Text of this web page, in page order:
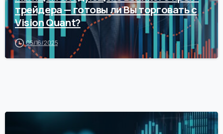
трейдера — готовы ли Вы торговать с
Vision Quant?
05/16/2025
0